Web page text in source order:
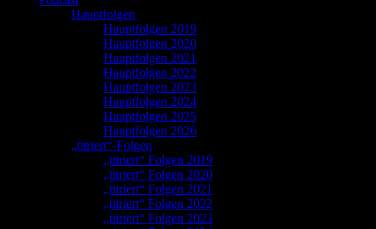
Hauptfolgen
Hauptfolgen 2019
Hauptfolgen 2020
Hauptfolgen 2021
Hauptfolgen 2022
Hauptfolgen 2023
Hauptfolgen 2024
Hauptfolgen 2025
Hauptfolgen 2026
„titriert“-Folgen
„titriert“ Folgen 2019
„titriert“ Folgen 2020
„titriert“ Folgen 2021
„titriert“ Folgen 2022
„titriert“ Folgen 2023